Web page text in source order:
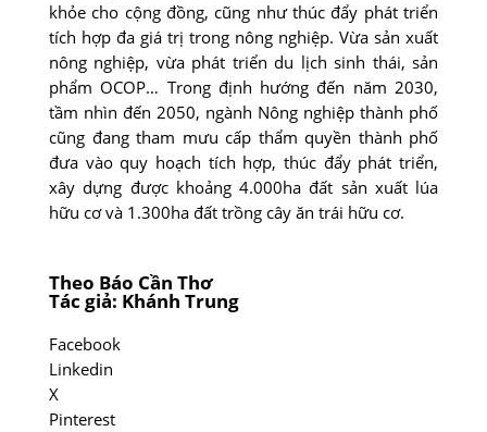
khỏe cho cộng đồng, cũng như thúc đẩy phát triển
tích hợp đa giá trị trong nông nghiệp. Vừa sản xuất
nông nghiệp, vừa phát triển du lịch sinh thái, sản
phẩm OCOP… Trong định hướng đến năm 2030,
tầm nhìn đến 2050, ngành Nông nghiệp thành phố
cũng đang tham mưu cấp thẩm quyền thành phố
đưa vào quy hoạch tích hợp, thúc đẩy phát triển,
xây dựng được khoảng 4.000ha đất sản xuất lúa
hữu cơ và 1.300ha đất trồng cây ăn trái hữu cơ.
Theo Báo Cần Thơ
Tác giả: Khánh Trung
Facebook
Linkedin
X
Pinterest